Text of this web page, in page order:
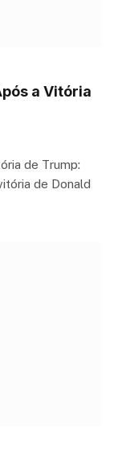
a Vitória
de Trump:
de Donald